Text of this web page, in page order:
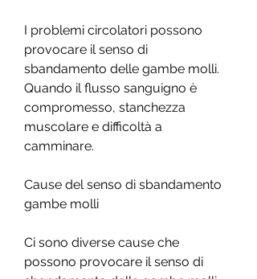
I problemi circolatori possono
provocare il senso di
sbandamento delle gambe molli.
Quando il flusso sanguigno è
compromesso, stanchezza
muscolare e difficoltà a
camminare.
Cause del senso di sbandamento
gambe molli
Ci sono diverse cause che
possono provocare il senso di